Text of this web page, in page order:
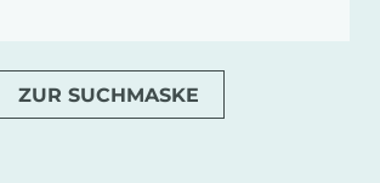
ZUR SUCHMASKE